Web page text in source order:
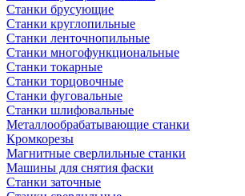
Станки брусующие
Станки круглопильные
Станки ленточнопильные
Станки многофункциональные
Станки токарные
Станки торцовочные
Станки фуговальные
Станки шлифовальные
Металлообрабатывающие станки
Кромкорезы
Магнитные сверлильные станки
Машины для снятия фаски
Станки заточные